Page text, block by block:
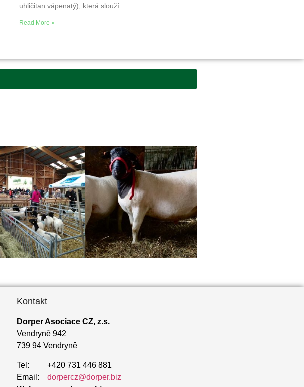
uhličitan vápenatý), která slouží
Read More »
Kontakt
Dorper Asociace CZ, z.s.
Vendryně 942
739 94 Vendryně
Tel: +420 731 446 881
Email: dorpercz@dorper.biz